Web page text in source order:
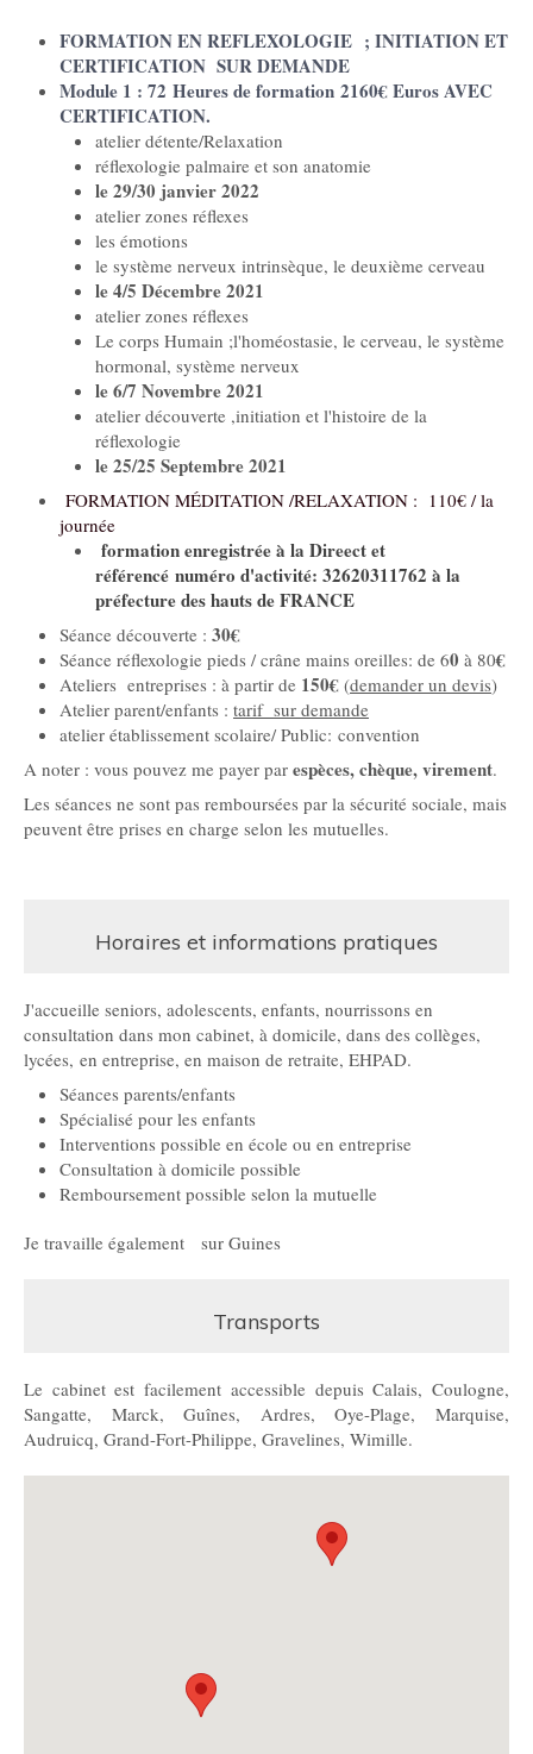
FORMATION EN REFLEXOLOGIE ; INITIATION ET
CERTIFICATION SUR DEMANDE
Module 1 : 72 Heures de formation 2160€ Euros AVEC
CERTIFICATION.
atelier détente/Relaxation
réflexologie palmaire et son anatomie
le 29/30 janvier 2022
atelier zones réflexes
les émotions
le système nerveux intrinsèque, le deuxième cerveau
le 4/5 Décembre 2021
atelier zones réflexes
Le corps Humain ;l'homéostasie, le cerveau, le système
hormonal, système nerveux
le 6/7 Novembre 2021
atelier découverte ,initiation et l'histoire de la
réflexologie
le 25/25 Septembre 2021
FORMATION MÉDITATION /RELAXATION : 110€ / la
journée
formation enregistrée à la Direect et
référencé numéro d'activité: 32620311762 à la
préfecture des hauts de FRANCE
Séance découverte : 30€
Séance réflexologie pieds / crâne mains oreilles: de 60 à 80€
Ateliers entreprises : à partir de 150€ (demander un devis)
Atelier parent/enfants : tarif sur demande
atelier établissement scolaire/ Public: convention
A noter : vous pouvez me payer par espèces, chèque, virement.
Les séances ne sont pas remboursées par la sécurité sociale, mais
peuvent être prises en charge selon les mutuelles.
Horaires et informations pratiques
J'accueille seniors, adolescents, enfants, nourrissons en
consultation dans mon cabinet, à domicile, dans des collèges,
lycées, en entreprise, en maison de retraite, EHPAD.
Séances parents/enfants
Spécialisé pour les enfants
Interventions possible en école ou en entreprise
Consultation à domicile possible
Remboursement possible selon la mutuelle
Je travaille également sur Guines
Transports
Le cabinet est facilement accessible depuis Calais, Coulogne,
Sangatte, Marck, Guînes, Ardres, Oye-Plage, Marquise,
Audruicq, Grand-Fort-Philippe, Gravelines, Wimille.